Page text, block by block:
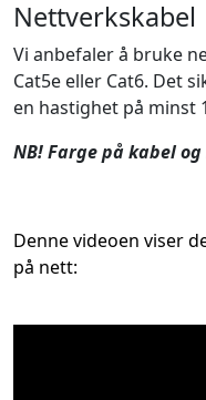
Nettverkskabel
Vi anbefaler å bruke
Cat5e eller Cat6. Det
en hastighet på minst
NB! Farge på kabel
Denne videoen viser
på nett: